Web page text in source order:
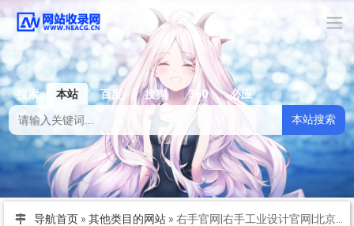
搜索 本站 百度 搜狗 360
必应
本站搜索
导航首页 » 其他类目的网站 »